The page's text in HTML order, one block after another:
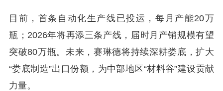
目前，首条自动化生产线已投运，每月产能20万
瓶；2026年将再添三条产线，届时月产销规模有望
突破80万瓶。未来，赛琳德将持续深耕娄底，扩大
“娄底制造”出口份额，为中部地区“材料谷”建设贡献
力量。